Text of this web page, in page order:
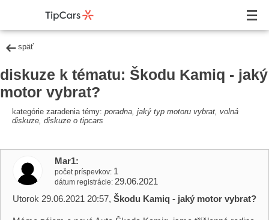
späť
diskuze k tématu: Škodu Kamiq - jaký
motor vybrat?
kategórie zaradenia témy: poradna, jaký typ motoru vybrat, volná
diskuze, diskuze o tipcars
Mar1
počet príspevkov 1
dátum registrácie 29.06.2021
Utorok 29.06.2021 20:57, Škodu Kamiq - jaký motor vybrat?